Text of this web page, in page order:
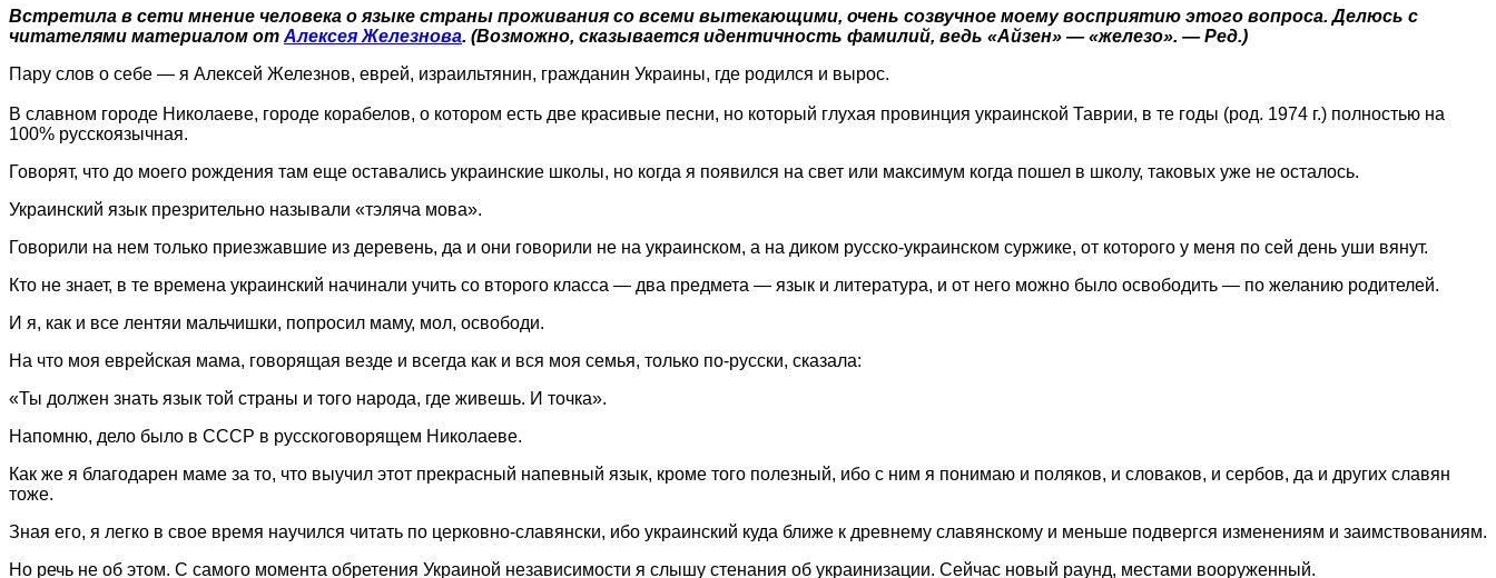
Встретила в сети мнение человека о языке страны проживания со всеми вытекающими, очень созвучное моему восприятию этого вопроса. Делюсь с
читателями материалом отАлексея Железнова. (Возможно, сказывается идентичность фамилий, ведь «Айзен» — «железо». — Ред.)
Пару слов о себе — я Алексей Железнов, еврей, израильтянин, гражданин Украины, где родился и вырос.
В славном городе Николаеве, городе корабелов, о котором есть две красивые песни, но который глухая провинция украинской Таврии, в те годы (род. 1974 г.) полностью на
100% русскоязычная.
Говорят, что до моего рождения там еще оставались украинские школы, но когда я появился на свет или максимум когда пошел в школу, таковых уже не осталось.
Украинский язык презрительно называли «тэляча мова».
Говорили на нем только приезжавшие из деревень, да и они говорили не на украинском, а на диком русско-украинском суржике, от которого у меня по сей день уши вянут.
Кто не знает, в те времена украинский начинали учить со второго класса — два предмета — язык и литература, и от него можно было освободить — по желанию родителей.
И я, как и все лентяи мальчишки, попросил маму, мол, освободи.
На что моя еврейская мама, говорящая везде и всегда как и вся моя семья, только по-русски, сказала:
«Ты должен знать язык той страны и того народа, где живешь. И точка».
Напомню, дело было в СССР в русскоговорящем Николаеве.
Как же я благодарен маме за то, что выучил этот прекрасный напевный язык, кроме того полезный, ибо с ним я понимаю и поляков, и словаков, и сербов, да и других славян
тоже.
Зная его, я легко в свое время научился читать по церковно-славянски, ибо украинский куда ближе к древнему славянскому и меньше подвергся изменениям и заимствованиям.
Но речь не об этом. С самого момента обретения Украиной независимости я слышу стенания об украинизации. Сейчас новый раунд, местами вооруженный.